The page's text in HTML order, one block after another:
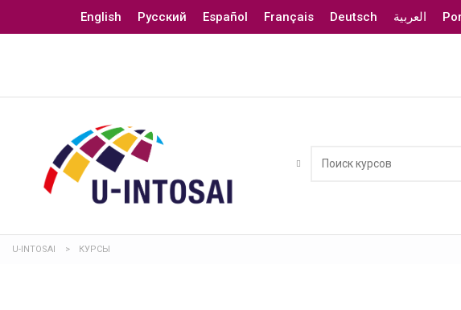
English Русский Español Français Deutsch العربية
U-INTOSAI > КУРСЫ